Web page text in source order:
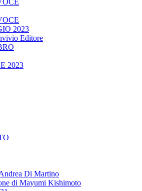
2023
Editore
2023
Di Martino
di Mayumi Kishimoto